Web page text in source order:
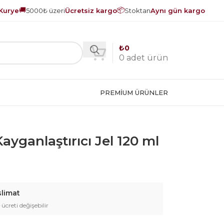
🚚5000₺ üzeriÜcretsiz kargo📦StoktanAynı gün kargo
0 adet ürün
₺0
PREMIUM ÜRÜNLER
Jel 120 ml
ücreti değişebilir